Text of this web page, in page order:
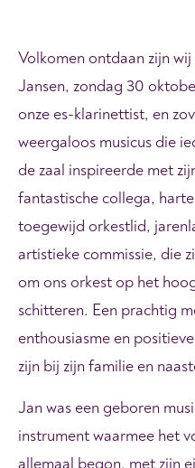
Volkomen ontdaan zijn
Jansen, zondag 30
onze es-klarinettist, en
weergaloos musicus die
de zaal inspireerde met
fantastische collega,
toegewijd orkestlid,
artistieke commissie, die
om ons orkest op het
schitteren. Een prachtig
enthousiasme en
zijn bij zijn familie en
Jan was een geboren
instrument waarmee het